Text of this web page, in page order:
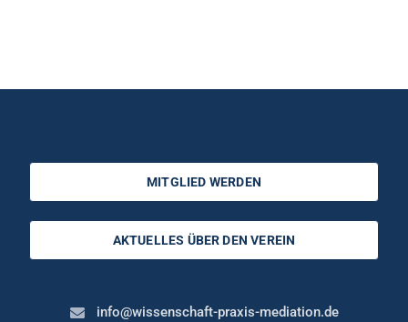
MITGLIED WERDEN
AKTUELLES ÜBER DEN VEREIN
info@wissenschaft-praxis-mediation.de